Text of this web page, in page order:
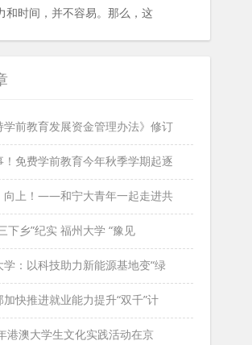
和时间，并不容易。那么，这
学前教育发展资金管理办法》修订
！免费学前教育今年秋季学期起逐
向上！——和宁大青年一起走进共
下乡”纪实 福州大学 “豫见
学：以科技助力新能源基地变“绿
加快推进就业能力提升“双千”计
港澳大学生文化实践活动在京